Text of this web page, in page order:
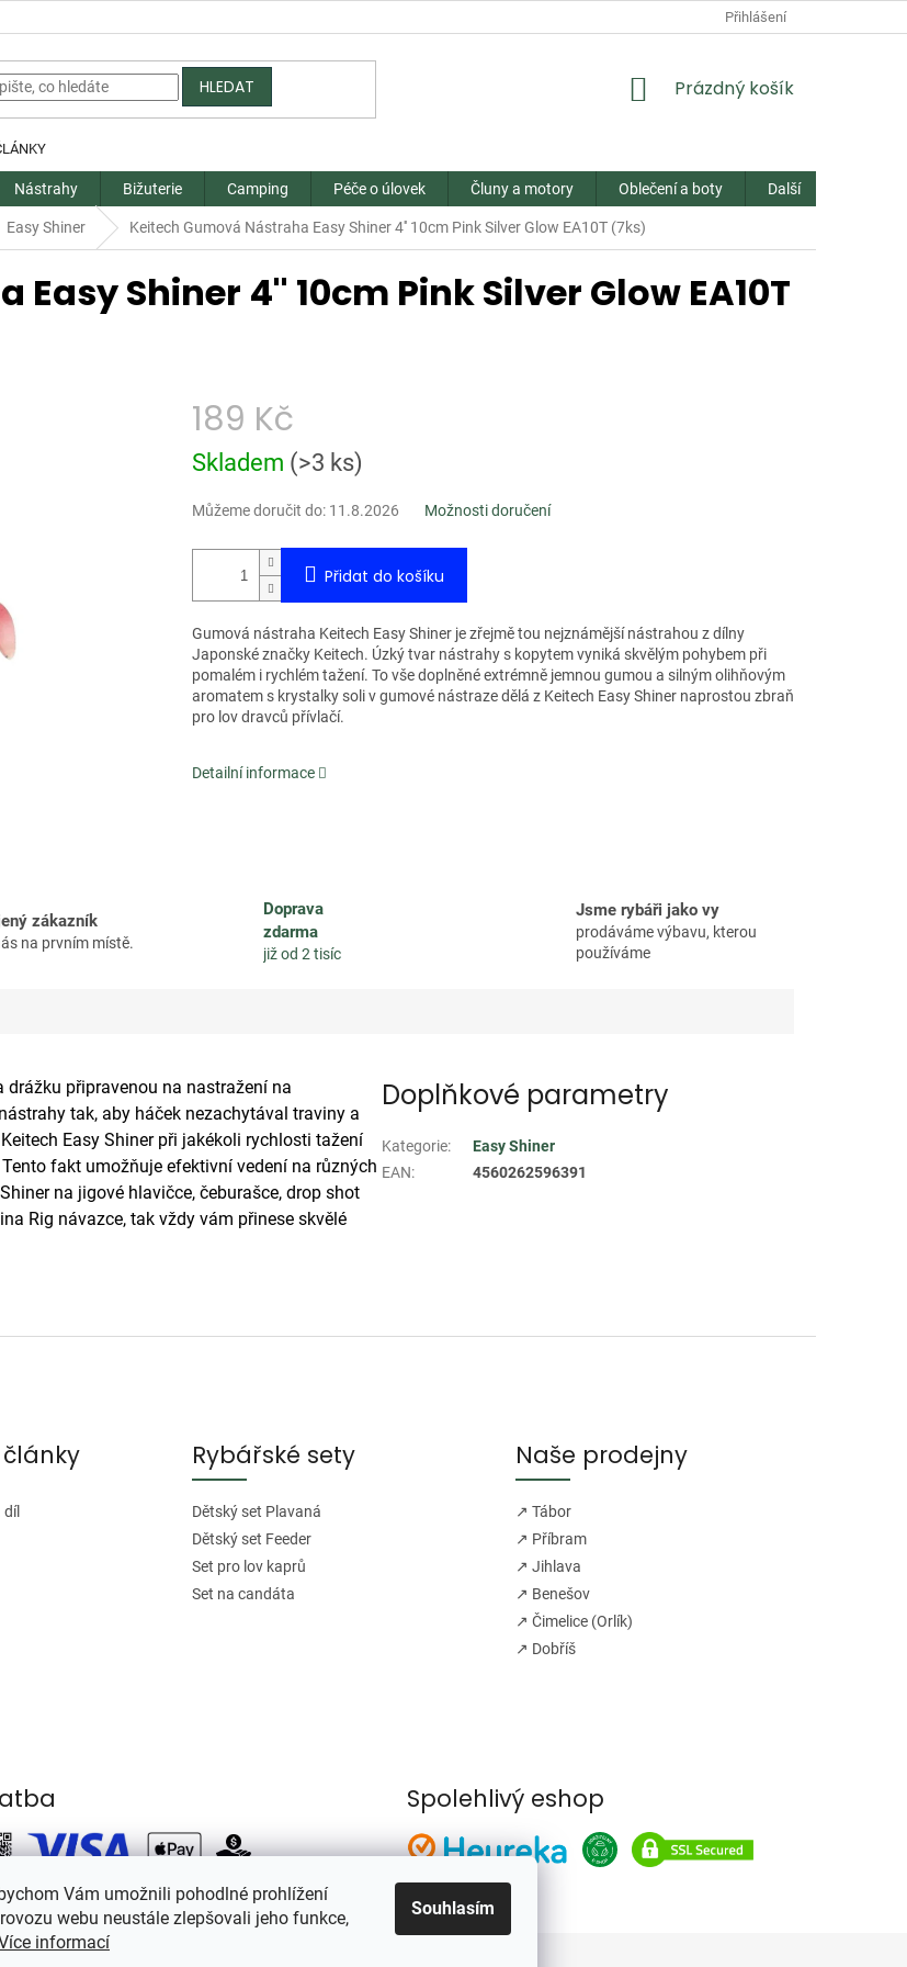
Vám umožnili pohodlné prohlížení
webu neustále zlepšovali jeho funkce,
informací
Souhlasím
Přihlášení
HLEDAT
NÁKUPNÍ
Prázdný košík
Nástrahy Bižuterie Camping Péče o úlovek Čluny a motory Oblečení a boty Další
Easy Shiner Keitech Gumová Nástraha Easy Shiner 4'' 10cm Pink Silver Glow EA10T (7ks)
Shiner 4'' 10cm Pink Silver Glow EA10T
189 Kč
Měrná
cena:
Skladem (>3 ks)
Můžeme doručit do: 11.8.2026 Možnosti doručení
Přidat do košíku
Gumová nástraha Keitech Easy Shiner je zřejmě tou nejznámější nástrahou z dílny
Japonské značky Keitech. Úzký tvar nástrahy s kopytem vyniká skvělým pohybem při
pomalém i rychlém tažení. To vše doplněné extrémně jemnou gumou a silným olihňovým
aromatem s krystalky soli v gumové nástraze dělá z Keitech Easy Shiner naprostou zbraň
pro lov dravců přívlačí.
Detailní informace
zákazník
na prvním místě.
Doprava
zdarma
již od 2 tisíc
Jsme rybáři jako vy
prodáváme výbavu, kterou
používáme
drážku připravenou na nastražení na
tak, aby háček nezachytával traviny a
Easy Shiner při jakékoli rychlosti tažení
fakt umožňuje efektivní vedení na různých
na jigové hlavičce, čeburašce, drop shot
Rig návazce, tak vždy vám přinese skvělé
Doplňkové parametry
Kategorie:
Easy Shiner
EAN: 4560262596391
Rybářské sety
Dětský set Plavaná
Dětský set Feeder
Set pro lov kaprů
Set na candáta
Naše prodejny
↗ Tábor
↗ Příbram
↗ Jihlava
↗ Benešov
↗ Čimelice (Orlík)
↗ Dobříš
Spolehlivý eshop